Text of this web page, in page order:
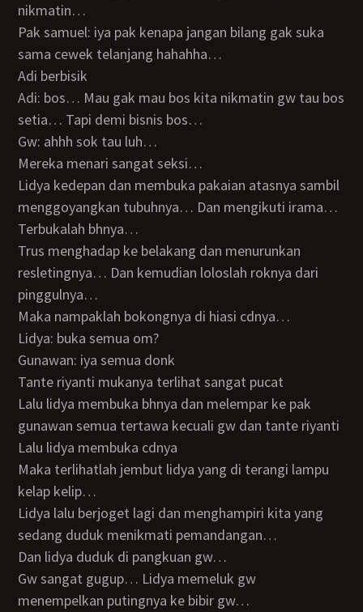
nikmatin…
Pak samuel: iya pak kenapa jangan bilang gak suka
sama cewek telanjang hahahha…
Adi berbisik
Adi: bos… Mau gak mau bos kita nikmatin gw tau bos
setia… Tapi demi bisnis bos…
Gw: ahhh sok tau luh…
Mereka menari sangat seksi…
Lidya kedepan dan membuka pakaian atasnya sambil
menggoyangkan tubuhnya… Dan mengikuti irama…
Terbukalah bhnya…
Trus menghadap ke belakang dan menurunkan
resletingnya… Dan kemudian loloslah roknya dari
pinggulnya…
Maka nampaklah bokongnya di hiasi cdnya…
Lidya: buka semua om?
Gunawan: iya semua donk
Tante riyanti mukanya terlihat sangat pucat
Lalu lidya membuka bhnya dan melempar ke pak
gunawan semua tertawa kecuali gw dan tante riyanti
Lalu lidya membuka cdnya
Maka terlihatlah jembut lidya yang di terangi lampu
kelap kelip…
Lidya lalu berjoget lagi dan menghampiri kita yang
sedang duduk menikmati pemandangan…
Dan lidya duduk di pangkuan gw…
Gw sangat gugup… Lidya memeluk gw
menempelkan putingnya ke bibir gw…